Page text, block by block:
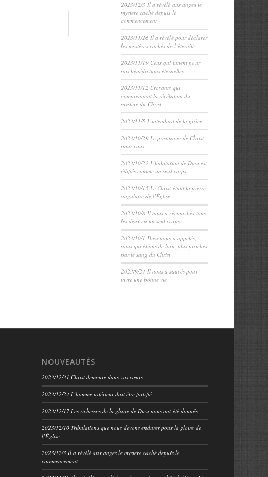
2023/12/3 Il a révélé aux anges le
mystère caché depuis le
commencement
2023/11/26 Il a révélé pour déclarer
les mystères cachés de l’éternité
2023/11/19 Ceux qui luttent pour
nos bénédictions éternelles
2023/11/12 Croyants qui
comprennent la révélation du
mystère du Christ
2023/11/5 L’intendant de la grâce
2023/10/29 Le prisonnier de Christ
pour vous
2023/10/22 L’habitation de Dieu est
édifiés comme un seul corps
2023/10/15 Le Christ étant la pierre
angulaire de l’Église
2023/10/8 Il nous a réconciliés tous
les deux en un seul corps
2023/10/1 Dieu nous a appelés,
nous qui étions de loin, plus proches
par le sang du Christ
2023/9/24 Il nous a sauvés pour
vivre une bonne vie
NOUVEAUTÉS
2023/12/31 Christ demeure dans vos cœurs
2023/12/24 L’homme intérieur doit être fortifié
2023/12/17 Les richesses de la gloire de Dieu nous ont été donnés
2023/12/10 Tribulations que nous devons endurer pour la gloire de
l’Église
2023/12/3 Il a révélé aux anges le mystère caché depuis le
commencement